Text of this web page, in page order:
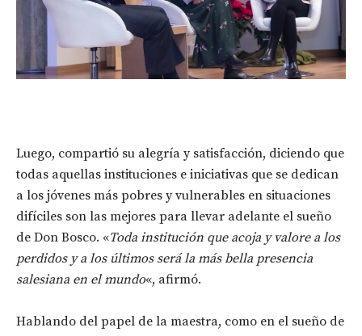
Luego, compartió su alegría y satisfacción, diciendo que
todas aquellas instituciones e iniciativas que se dedican
a los jóvenes más pobres y vulnerables en situaciones
difíciles son las mejores para llevar adelante el sueño
de Don Bosco. «Toda institución que acoja y valore a los
perdidos y a los últimos será la más bella presencia
salesiana en el mundo«, afirmó.
Hablando del papel de la maestra, como en el sueño de